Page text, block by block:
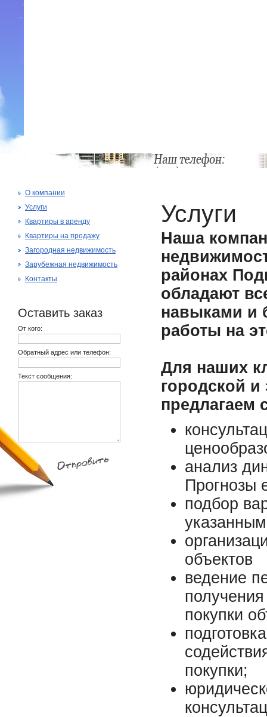
О компании
Услуги
Квартиры в аренду
Квартиры на продажу
Загородная недвижимость
Зарубежная недвижимость
Контакты
Оставить заказ
От кого:
Обратный адрес или телефон:
Текст сообщения:
Услуги
Наша
районах
обладают
навыками и
работы на
Для наших
городской
предлагаем
анализ
Прогнозы
подбор
объектов
ведение
покупки
покупки;